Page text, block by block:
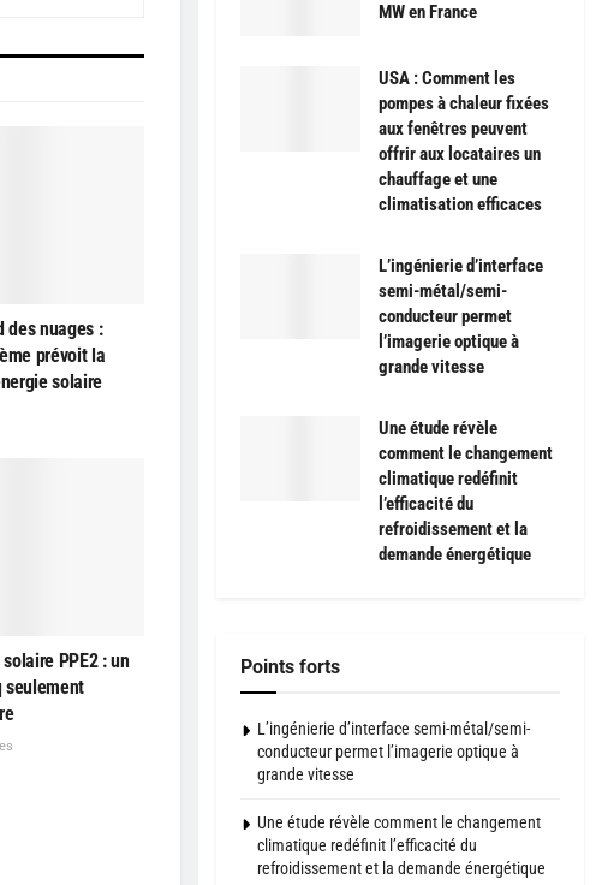
des nuages :
prévoit la
solaire
PPE2 : un
seulement
MW en France
USA : Comment les
pompes à chaleur fixées
aux fenêtres peuvent
offrir aux locataires un
chauffage et une
climatisation efficaces
L’ingénierie d’interface
semi-métal/semi-
conducteur permet
l’imagerie optique à
grande vitesse
Une étude révèle
comment le changement
climatique redéfinit
l’efficacité du
refroidissement et la
demande énergétique
Points forts
L’ingénierie d’interface semi-métal/semi-
conducteur permet l’imagerie optique à
grande vitesse
Une étude révèle comment le changement
climatique redéfinit l’efficacité du
refroidissement et la demande énergétique